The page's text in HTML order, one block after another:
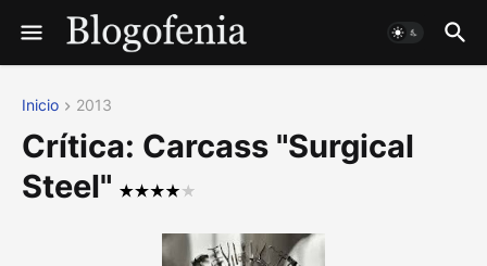
Inicio 2013
Crítica: Carcass "Surgical
Steel"